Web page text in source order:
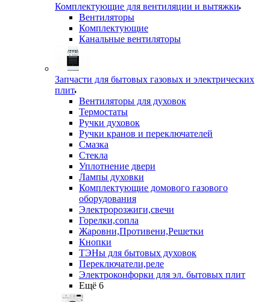
Комплектующие для вентиляции и вытяжки
Вентиляторы
Комплектующие
Канальные вентиляторы
Запчасти для бытовых газовых и электрических
плит
Вентиляторы для духовок
Термостаты
Ручки духовок
Ручки кранов и переключателей
Смазка
Стекла
Уплотнение двери
Лампы духовки
Комплектующие домового газового
оборудования
Электророзжиги,свечи
Горелки,сопла
Жаровни,Противени,Решетки
Кнопки
ТЭНы для бытовых духовок
Переключатели,реле
Электроконфорки для эл. бытовых плит
Ещё 6